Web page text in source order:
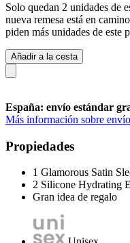
Solo quedan 2 unidades de
nueva remesa está en
piden más unidades de este
Añadir a la cesta
España: envío estándar
Más información sobre
Propiedades
1 Glamorous Satin
2 Silicone Hydrating
Gran idea de regalo